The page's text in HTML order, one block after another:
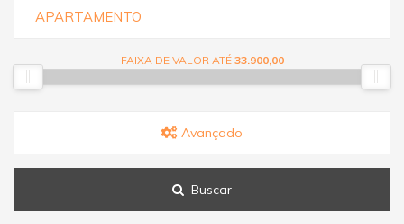
APARTAMENTO
FAIXA DE VALOR ATÉ 33.900,00
Avançado
Buscar